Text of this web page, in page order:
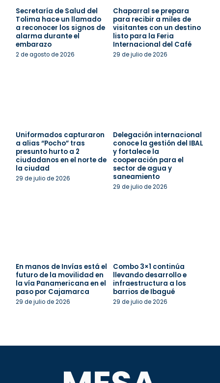
Secretaría de Salud del
Tolima hace un llamado
a reconocer los signos de
alarma durante el
embarazo
2 de agosto de 2026
Chaparral se prepara
para recibir a miles de
visitantes con un destino
listo para la Feria
Internacional del Café
29 de julio de 2026
Uniformados capturaron
a alias “Pocho” tras
presunto hurto a 2
ciudadanos en el norte de
la ciudad
29 de julio de 2026
Delegación internacional
conoce la gestión del IBAL
y fortalece la
cooperación para el
sector de agua y
saneamiento
29 de julio de 2026
En manos de Invías está el
futuro de la movilidad en
la vía Panamericana en el
paso por Cajamarca
29 de julio de 2026
Combo 3×1 continúa
llevando desarrollo e
infraestructura a los
barrios de Ibagué
29 de julio de 2026